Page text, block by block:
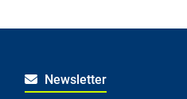
Newsletter